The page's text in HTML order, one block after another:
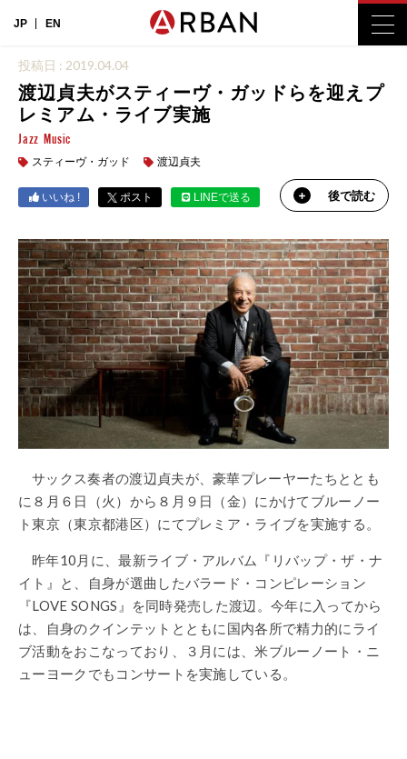
JP EN
投稿日 : 2019.04.04
渡辺貞夫がスティーヴ・ガッドらを迎えプ
レミアム・ライブ実施
Jazz Music
スティーヴ・ガッド 渡辺貞夫
いいね ! ポスト LINEで送る 後で読む
サックス奏者の渡辺貞夫が、豪華プレーヤーたちととも
に８月６日（火）から８月９日（金）にかけてブルーノー
ト東京（東京都港区）にてプレミア・ライブを実施する。
昨年10月に、最新ライブ・アルバム『リバップ・ザ・ナ
イト』と、自身が選曲したバラード・コンピレーション
『LOVE SONGS』を同時発売した渡辺。今年に入ってから
は、自身のクインテットとともに国内各所で精力的にライ
ブ活動をおこなっており、３月には、米ブルーノート・ニ
ューヨークでもコンサートを実施している。